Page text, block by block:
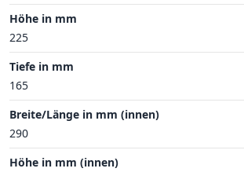
Höhe in mm
225
Tiefe in mm
165
Breite/Länge in mm (innen)
290
Höhe in mm (innen)